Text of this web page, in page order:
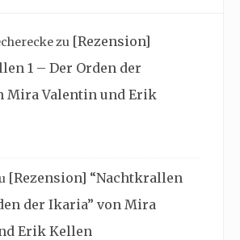
zu [Rezension]
1 – Der Orden der
Mira Valentin und Erik
[Rezension] “Nachtkrallen
der Ikaria” von Mira
Erik Kellen